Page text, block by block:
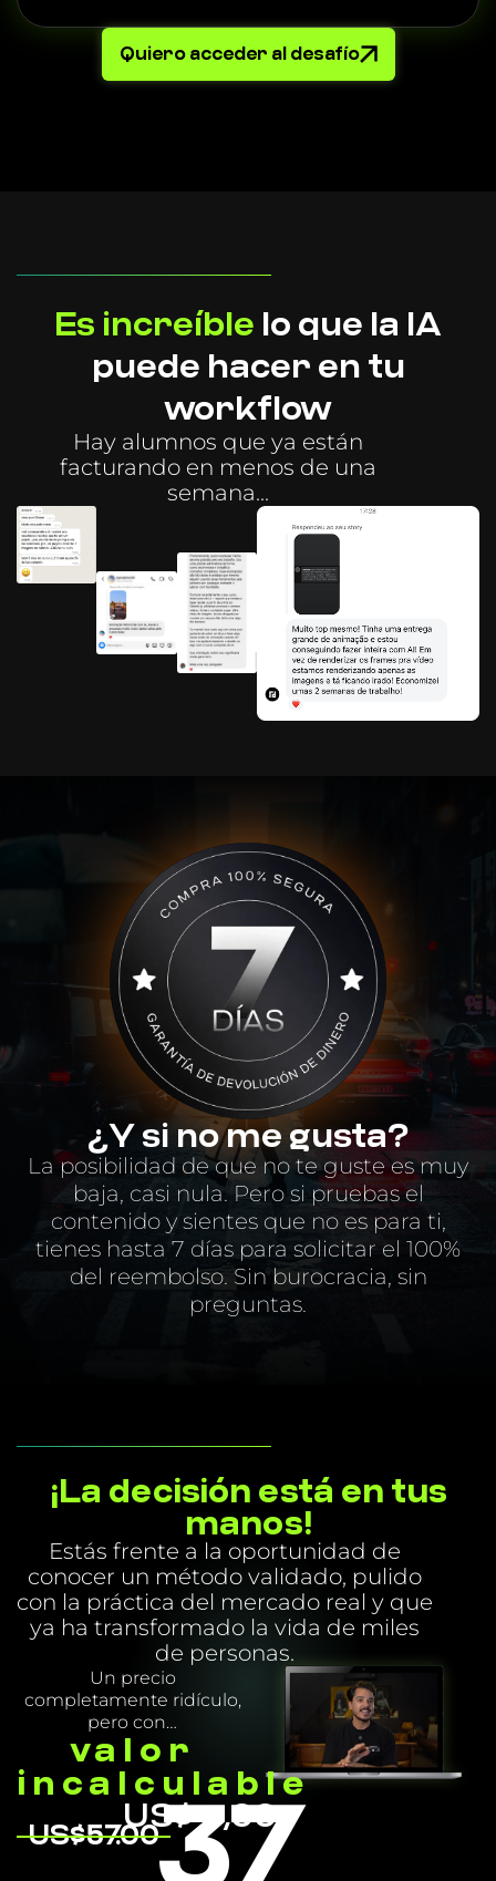
Quiero acceder al desafío
Es increíble lo que la IA
puede hacer en tu
workflow
Hay alumnos que ya están
facturando en menos de una
semana...
¿Y si no me gusta?
La posibilidad de que no te guste es muy
baja, casi nula. Pero si pruebas el
contenido y sientes que no es para ti,
tienes hasta 7 días para solicitar el 100%
del reembolso. Sin burocracia, sin
preguntas.
¡La decisión está en tus
manos!
Estás frente a la oportunidad de
conocer un método validado, pulido
con la práctica del mercado real y que
ya ha transformado la vida de miles
de personas.
Un precio
completamente ridículo,
pero con…
valor
incalculable
US$57.00
US$
37
,00